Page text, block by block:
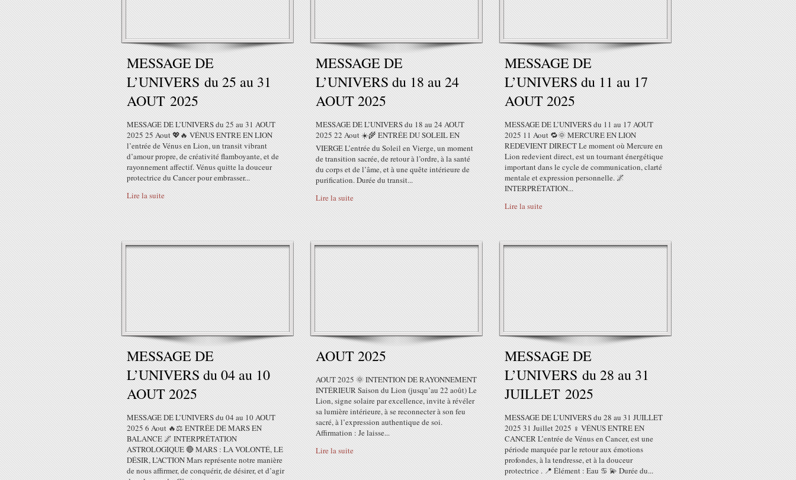
MESSAGE DE
L’UNIVERS du 25 au 31
AOUT 2025
MESSAGE DE L’UNIVERS du 25 au 31 AOUT
2025 25 Aout 💖🔥 VÉNUS ENTRE EN LION
l’entrée de Vénus en Lion, un transit vibrant
d’amour propre, de créativité flamboyante, et de
rayonnement affectif. Vénus quitte la douceur
protectrice du Cancer pour embrasser...
Lire la suite
MESSAGE DE
L’UNIVERS du 18 au 24
AOUT 2025
MESSAGE DE L’UNIVERS du 18 au 24 AOUT
2025 22 Aout ☀️🌾 ENTRÉE DU SOLEIL EN
VIERGE L’entrée du Soleil en Vierge, un moment
de transition sacrée, de retour à l’ordre, à la santé
du corps et de l’âme, et à une quête intérieure de
purification. Durée du transit...
Lire la suite
MESSAGE DE
L’UNIVERS du 11 au 17
AOUT 2025
MESSAGE DE L’UNIVERS du 11 au 17 AOUT
2025 11 Aout 🔁🌞 MERCURE EN LION
REDEVIENT DIRECT Le moment où Mercure en
Lion redevient direct, est un tournant énergétique
important dans le cycle de communication, clarté
mentale et expression personnelle. 🌌
INTERPRÉTATION...
Lire la suite
MESSAGE DE
L’UNIVERS du 04 au 10
AOUT 2025
MESSAGE DE L’UNIVERS du 04 au 10 AOUT
2025 6 Aout 🔥⚖️ ENTRÉE DE MARS EN
BALANCE 🌌 INTERPRÉTATION
ASTROLOGIQUE 🔴 MARS : LA VOLONTÉ, LE
DÉSIR, L’ACTION Mars représente notre manière
de nous affirmer, de conquérir, de désirer, et d’agir
AOUT 2025
AOUT 2025 🌞 INTENTION DE RAYONNEMENT
INTÉRIEUR Saison du Lion (jusqu’au 22 août) Le
Lion, signe solaire par excellence, invite à révéler
sa lumière intérieure, à se reconnecter à son feu
sacré, à l’expression authentique de soi.
Affirmation : Je laisse...
Lire la suite
MESSAGE DE
L’UNIVERS du 28 au 31
JUILLET 2025
MESSAGE DE L’UNIVERS du 28 au 31 JUILLET
2025 31 Juillet 2025 ♀ VÉNUS ENTRE EN
CANCER L’entrée de Vénus en Cancer, est une
période marquée par le retour aux émotions
profondes, à la tendresse, et à la douceur
protectrice . 📍 Élément : Eau ♋ 💫 Durée du...